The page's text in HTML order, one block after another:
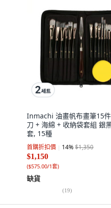
Inmachi 油畫帆布畫筆15
刀 + 海綿 + 收納袋套組 銀
套, 15種
首購折扣價 14%$1,350
$1,150
($575.00/1套)
缺貨
(19)